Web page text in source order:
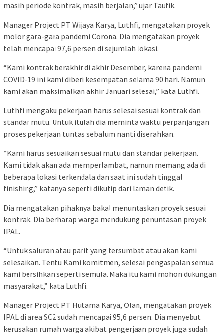
masih periode kontrak, masih berjalan,” ujar Taufik.
Manager Project PT Wijaya Karya, Luthfi, mengatakan proyek
molor gara-gara pandemi Corona. Dia mengatakan proyek
telah mencapai 97,6 persen di sejumlah lokasi.
“Kami kontrak berakhir di akhir Desember, karena pandemi
COVID-19 ini kami diberi kesempatan selama 90 hari. Namun
kami akan maksimalkan akhir Januari selesai,” kata Luthfi.
Luthfi mengaku pekerjaan harus selesai sesuai kontrak dan
standar mutu. Untuk itulah dia meminta waktu perpanjangan
proses pekerjaan tuntas sebalum nanti diserahkan.
“Kami harus sesuaikan sesuai mutu dan standar pekerjaan.
Kami tidak akan ada memperlambat, namun memang ada di
beberapa lokasi terkendala dan saat ini sudah tinggal
finishing,” katanya seperti dikutip dari laman detik.
Dia mengatakan pihaknya bakal menuntaskan proyek sesuai
kontrak. Dia berharap warga mendukung penuntasan proyek
IPAL.
“Untuk saluran atau parit yang tersumbat atau akan kami
selesaikan. Tentu Kami komitmen, selesai pengaspalan semua
kami bersihkan seperti semula. Maka itu kami mohon dukungan
masyarakat,” kata Luthfi.
Manager Project PT Hutama Karya, Olan, mengatakan proyek
IPAL di area SC2 sudah mencapai 95,6 persen. Dia menyebut
kerusakan rumah warga akibat pengerjaan proyek juga sudah